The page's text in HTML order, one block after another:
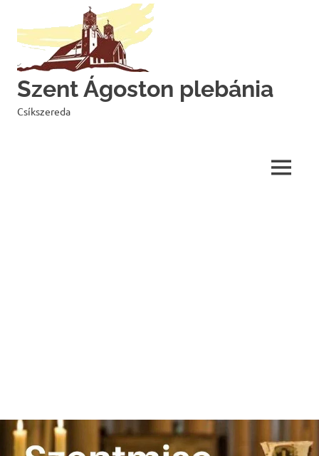
content
Szent Ágoston plebánia
Csíkszereda
MENU